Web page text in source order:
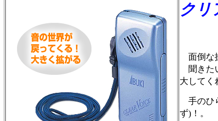
クリ
面倒な
聞きた
大してく
手のひ
ず)！。